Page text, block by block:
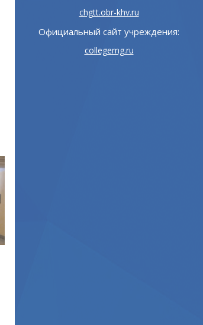
hdst.obr-khv.ru
Официальный сайт учреждения:
hdst.ru